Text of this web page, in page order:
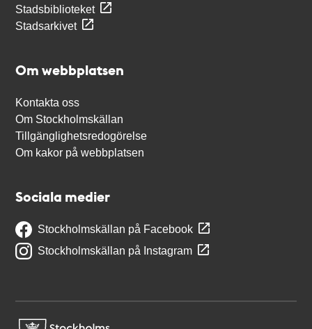
Stadsbiblioteket
Stadsarkivet
Om webbplatsen
Kontakta oss
Om Stockholmskällan
Tillgänglighetsredogörelse
Om kakor på webbplatsen
Sociala medier
Stockholmskällan på Facebook
Stockholmskällan på Instagram